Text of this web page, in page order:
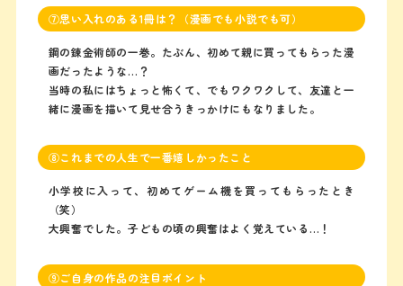
⑦思い入れのある1冊は？（漫画でも小説でも可）
鋼の錬金術師の一巻。たぶん、初めて親に買ってもらった漫
画だったような…？
当時の私にはちょっと怖くて、でもワクワクして、友達と一
緒に漫画を描いて見せ合うきっかけにもなりました。
⑧これまでの人生で一番嬉しかったこと
小学校に入って、初めてゲーム機を買ってもらったとき
（笑）
大興奮でした。子どもの頃の興奮はよく覚えている…！
⑨ご自身の作品の注目ポイント